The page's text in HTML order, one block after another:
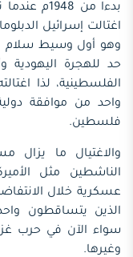
بدءا من
اغتالت إسرائيل
وهو أول وسيط سلام
حد للهجرة
الفلسطينية، لذا
واحد من موافقة
فلسطين.
والاغتيال ما يزال
الناشطين مثل
عسكرية خلال
الذين يتساقطون
سواء الآن في حرب
وغيرها.